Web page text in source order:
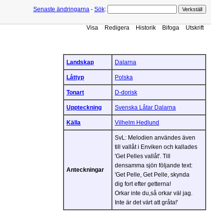
Senaste ändringarna - Sök:
Visa Redigera Historik Bifoga Utskrift
Landskap Dalarna
Låttyp Polska
Tonart D-dorisk
Uppteckning Svenska Låtar Dalarna
Källa Vilhelm Hedlund
Anteckningar
SvL: Melodien användes även
till vallåt i Enviken och kallades
'Get Pelles vallåt'. Till
densamma sjön följande text:
'Get Pelle, Get Pelle, skynda
dig fort efter getterna!
Orkar inte du,så orkar väl jag.
Inte är det värt att gråta!'